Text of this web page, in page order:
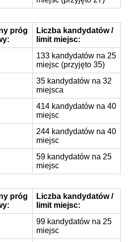
próg
Liczba kandydatów /
limit miejsc:
133 kandydatów na 25
miejsc (przyjęto 35)
35 kandydatów na 32
miejsca
414 kandydatów na 40
miejsc
244 kandydatów na 40
miejsc
59 kandydatów na 25
miejsc
próg
Liczba kandydatów /
limit miejsc:
99 kandydatów na 25
miejsc